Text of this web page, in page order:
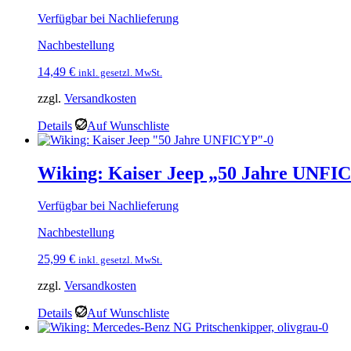
Verfügbar bei Nachlieferung
Nachbestellung
14,49 € inkl. gesetzl. MwSt.
zzgl. Versandkosten
Details Auf Wunschliste
Wiking: Kaiser Jeep „50 Jahre
Verfügbar bei Nachlieferung
Nachbestellung
25,99 € inkl. gesetzl. MwSt.
zzgl. Versandkosten
Details Auf Wunschliste